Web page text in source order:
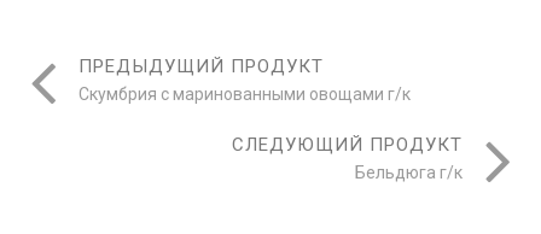
ПРЕДЫДУЩИЙ ПРОДУКТ
Скумбрия с маринованными овощами г/к
СЛЕДУЮЩИЙ ПРОДУКТ
Бельдюга г/к